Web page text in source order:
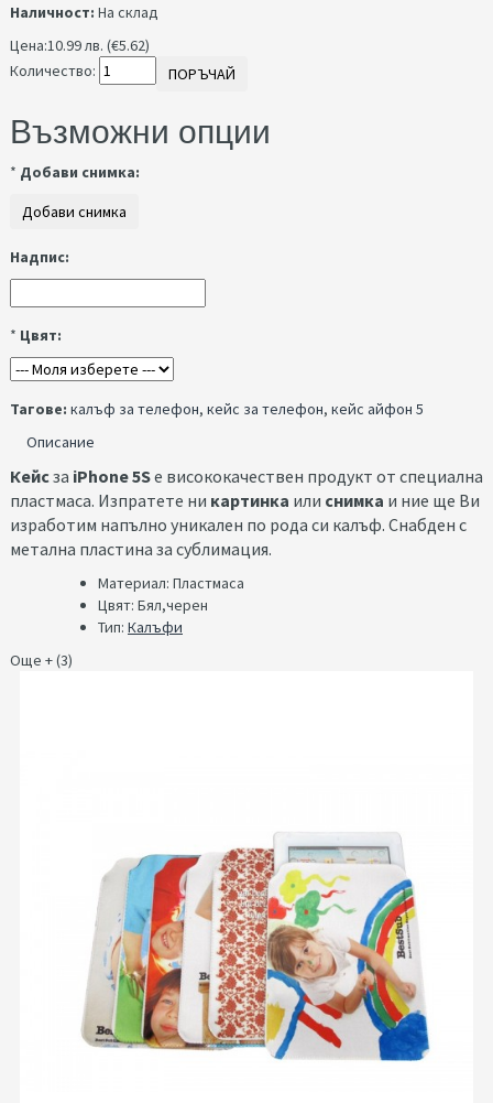
Наличност: На склад
Цена:10.99 лв. (€5.62)
Количество:
ПОРЪЧАЙ
Възможни опции
* Добави снимка:
Надпис:
* Цвят:
Тагове: калъф за телефон, кейс за телефон, кейс айфон 5
Описание
Кейсза iPhone 5Sе висококачествен продукт от специална
пластмаса. Изпратете ни картинка или снимка и ние ще Ви
изработим напълно уникален по рода си калъф. Снабден с
метална пластина за сублимация.
Материал: Пластмаса​
Цвят: Бял,черен
Тип: Калъфи
Още + (3)